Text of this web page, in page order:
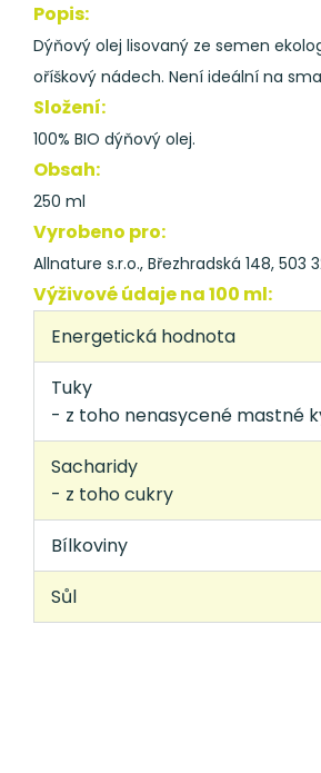
Popis:
Dýňový olej lisovaný ze semen
oříškový nádech. Není ideální na
Složení:
100% BIO dýňový olej.
Obsah:
250 ml
Vyrobeno pro:
Allnature s.r.o., Březhradská 148,
Výživové údaje na 100 ml:
Energetická hodnota
Tuky
- z toho nenasycené mastné
Sacharidy
- z toho cukry
Bílkoviny
Sůl